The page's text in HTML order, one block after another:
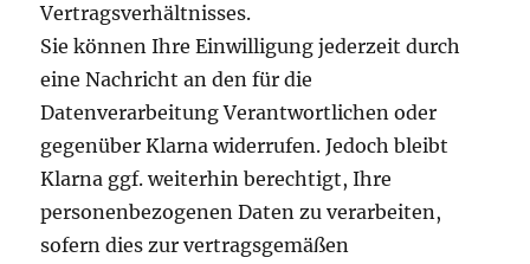
Vertragsverhältnisses.
Sie können Ihre Einwilligung jederzeit durch
eine Nachricht an den für die
Datenverarbeitung Verantwortlichen oder
gegenüber Klarna widerrufen. Jedoch bleibt
Klarna ggf. weiterhin berechtigt, Ihre
personenbezogenen Daten zu verarbeiten,
sofern dies zur vertragsgemäßen